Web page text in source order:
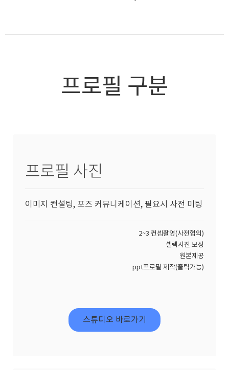
프로필 구분
프로필 사진
이미지 컨설팅, 포즈 커뮤니케이션, 필요시 사전 미팅
2~3 컨셉촬영(사전협의)
셀렉사진 보정
원본제공
ppt프로필 제작(출력가능)
스튜디오 바로가기